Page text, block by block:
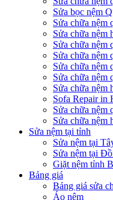
Sửa bọc nệm
Sửa chữa nệm
Sửa chữa nệm
Sửa chữa nệm
Sửa chữa nệm
Sửa chữa nệm
Sửa chữa nệm
Sửa chữa nệm
Sofa Repair in
Sửa chữa nệm
Sửa chữa nệm
Sửa nệm tại tỉnh
Sửa nệm tại
Sửa nệm tại
Giặt nệm tỉnh
Bảng giá
Bảng giá sửa
Áo nệm